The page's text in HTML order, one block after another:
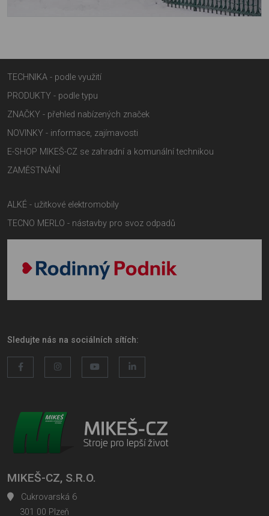
TECHNIKA - podle využití
PRODUKTY - podle typu
ZNAČKY - přehled nabízených značek
NOVINKY - informace, zajímavosti
E-SHOP MIKEŠ-CZ se zahradní a komunální technikou
ZAMĚSTNÁNÍ
ALKÉ - užitkové elektromobily
TECNO MERLO - nástavby pro svoz odpadů
Sledujte nás na sociálních sítích:
MIKEŠ-CZ, S.R.O.
Cukrovarská 6
301 00 Plzeň